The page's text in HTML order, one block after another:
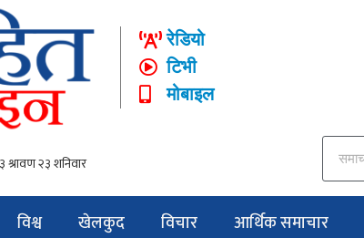
रेडियो
टिभी
मोबाइल
विश्व खेलकुद विचार आर्थिक समाचार